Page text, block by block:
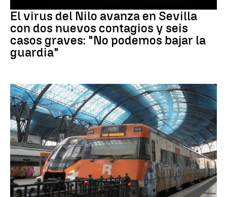
El virus del Nilo avanza en Sevilla
con dos nuevos contagios y seis
casos graves: "No podemos bajar la
guardia"
RODALÍES